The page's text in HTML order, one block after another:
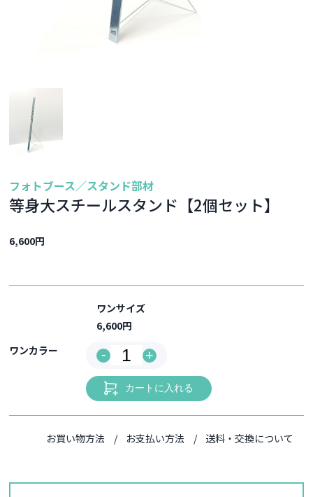
フォトブース／スタンド部材
等身大スチールスタンド【2個セット】
6,600円
ワンカラー
ワンサイズ
6,600円
- +
カートに入れる
お買い物方法 お支払い方法 送料・交換について